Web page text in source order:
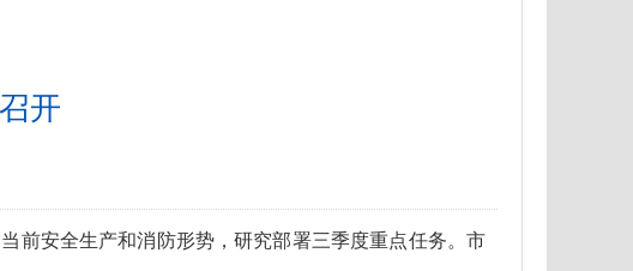
开
前安全生产和消防形势，研究部署三季度重点任务。市